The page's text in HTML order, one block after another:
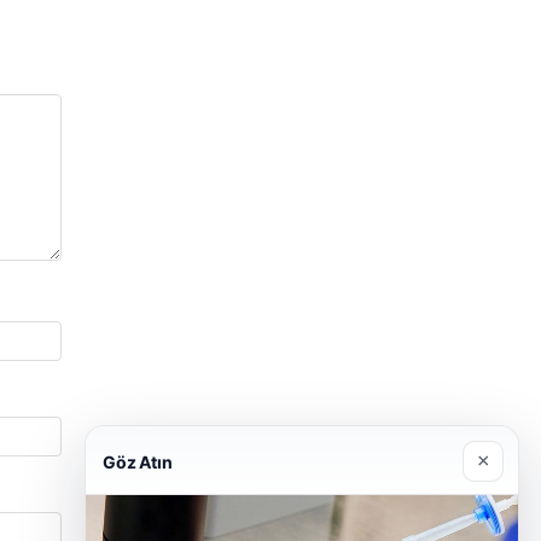
Göz Atın ×